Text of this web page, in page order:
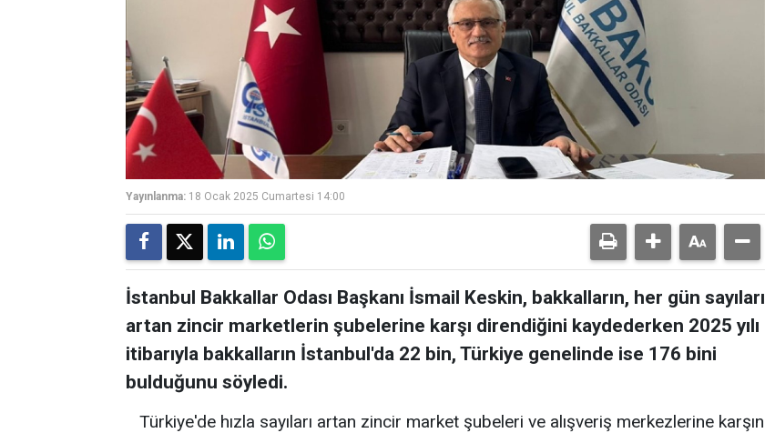
Yayınlanma: 18 Ocak 2025 Cumartesi 14:00
İstanbul Bakkallar Odası Başkanı İsmail Keskin, bakkalların, her gün sayıları
artan zincir marketlerin şubelerine karşı direndiğini kaydederken 2025 yılı
itibarıyla bakkalların İstanbul'da 22 bin, Türkiye genelinde ise 176 bini
bulduğunu söyledi.
Türkiye'de hızla sayıları artan zincir market şubeleri ve alışveriş merkezlerine karşın